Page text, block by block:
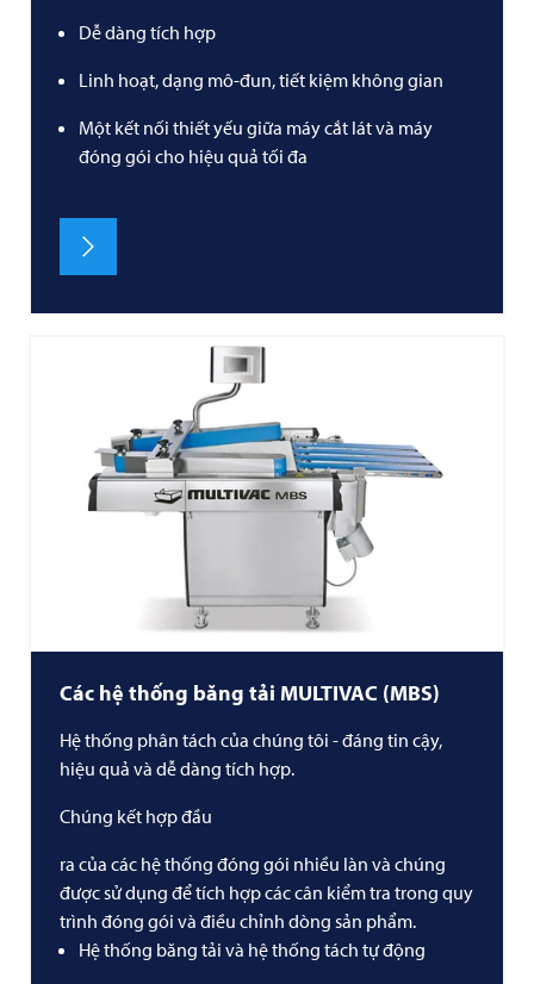
Dễ dàng tích hợp
Linh hoạt, dạng mô-đun, tiết kiệm không gian
Một kết nối thiết yếu giữa máy cắt lát và máy
đóng gói cho hiệu quả tối đa
Các hệ thống băng tải MULTIVAC (MBS)
Hệ thống phân tách của chúng tôi - đáng tin cậy,
hiệu quả và dễ dàng tích hợp.
Chúng kết hợp đầu
ra của các hệ thống đóng gói nhiều làn và chúng
được sử dụng để tích hợp các cân kiểm tra trong quy
trình đóng gói và điều chỉnh dòng sản phẩm.
Hệ thống băng tải và hệ thống tách tự động